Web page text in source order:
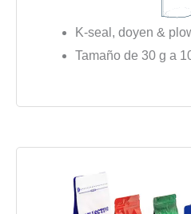
K-seal, doyen &
Tamaño de 30 g a